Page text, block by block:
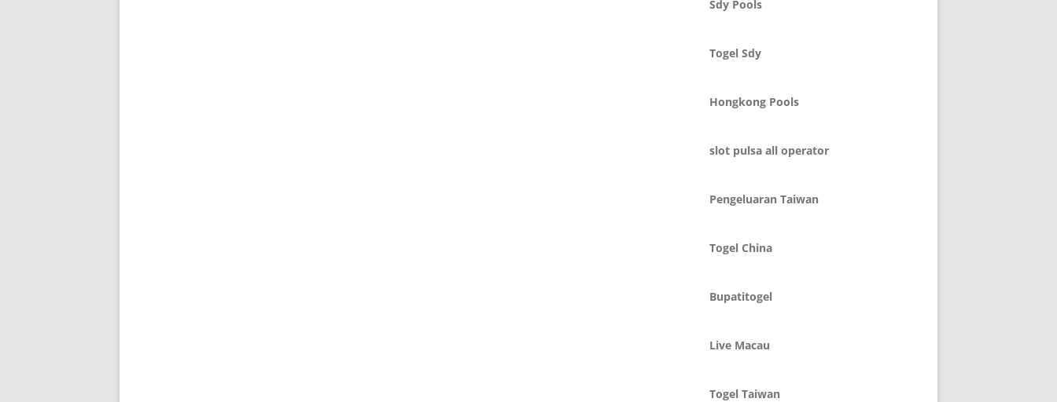
Sdy Pools
Togel Sdy
Hongkong Pools
slot pulsa all operator
Pengeluaran Taiwan
Togel China
Bupatitogel
Live Macau
Togel Taiwan